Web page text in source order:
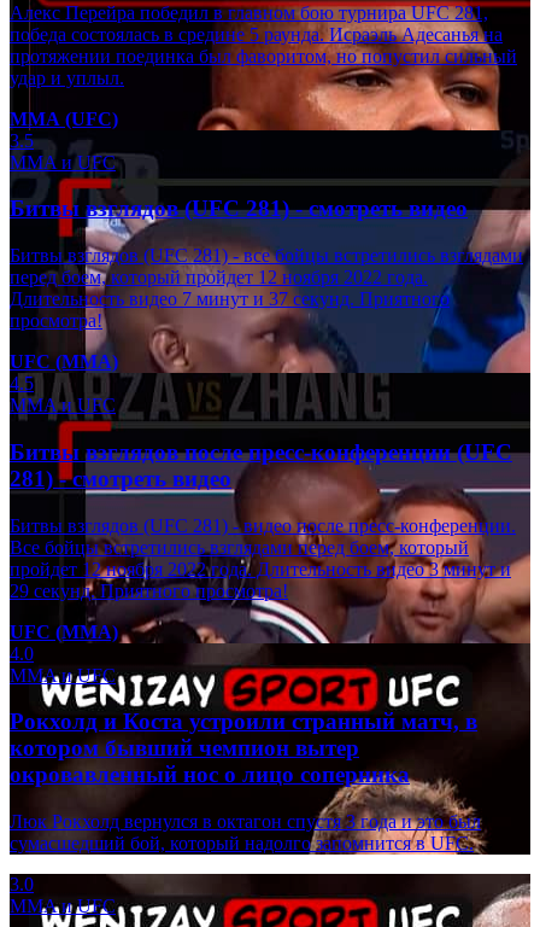
Алекс Перейра победил в главном бою турнира UFC 281,
победа состоялась в средине 5 раунда. Исраэль Адесанья на
протяжении поединка был фаворитом, но попустил сильный
удар и уплыл.
ММА (UFC)
3.5
MMA и UFC
Битвы взглядов (UFC 281) - смотреть видео
Битвы взглядов (UFC 281) - все бойцы встретились взглядами
перед боем, который пройдет 12 ноября 2022 года.
Длительность видео 7 минут и 37 секунд. Приятного
просмотра!
UFC (ММА)
4.5
MMA и UFC
Битвы взглядов после пресс-конференции (UFC
281) - смотреть видео
Битвы взглядов (UFC 281) - видео после пресс-конференции.
Все бойцы встретились взглядами перед боем, который
пройдет 12 ноября 2022 года. Длительность видео 3 минут и
29 секунд. Приятного просмотра!
UFC (ММА)
4.0
MMA и UFC
Рокхолд и Коста устроили странный матч, в
котором бывший чемпион вытер
окровавленный нос о лицо соперника
Люк Рокхолд вернулся в октагон спустя 3 года и это был
сумасшедший бой, который надолго запомнится в UFC.
3.0
MMA и UFC